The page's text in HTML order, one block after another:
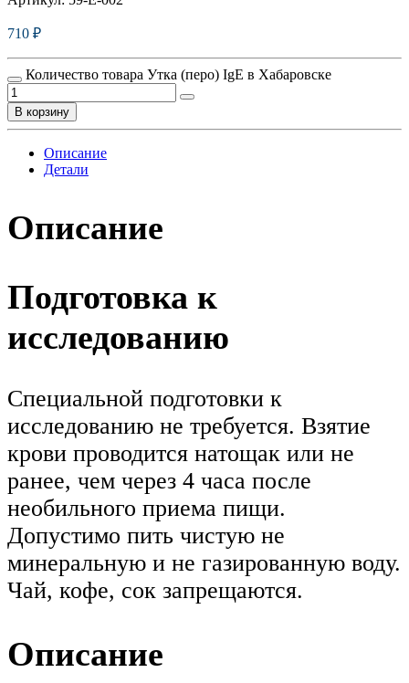
710 ₽
Количество товара Утка (перо) IgE в Хабаровске
В корзину
Описание
Детали
Описание
Подготовка к
исследованию
Специальной подготовки к
исследованию не требуется. Взятие
крови проводится натощак или не
ранее, чем через 4 часа после
необильного приема пищи.
Допустимо пить чистую не
минеральную и не газированную воду.
Чай, кофе, сок запрещаются.
Описание